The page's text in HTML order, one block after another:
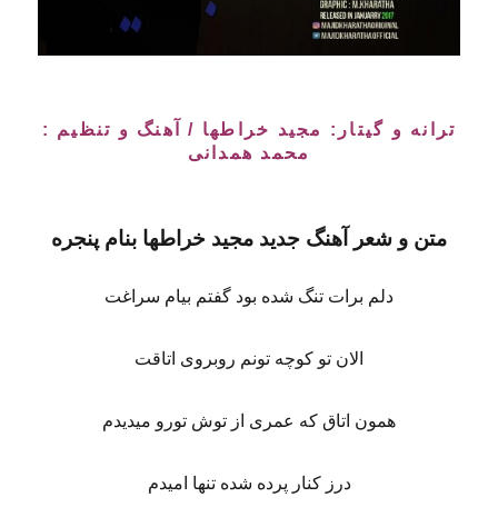
ترانه و گیتار: مجید خراطها / آهنگ و تنظیم :
محمد همدانی
متن و شعر آهنگ جدید مجید خراطها بنام پنجره
دلم برات تنگ شده بود گفتم بیام سراغت
الان تو کوچه تونم روبروی اتاقت
همون اتاق که عمری از توش تورو میدیدم
درز کنار پرده شده تنها امیدم